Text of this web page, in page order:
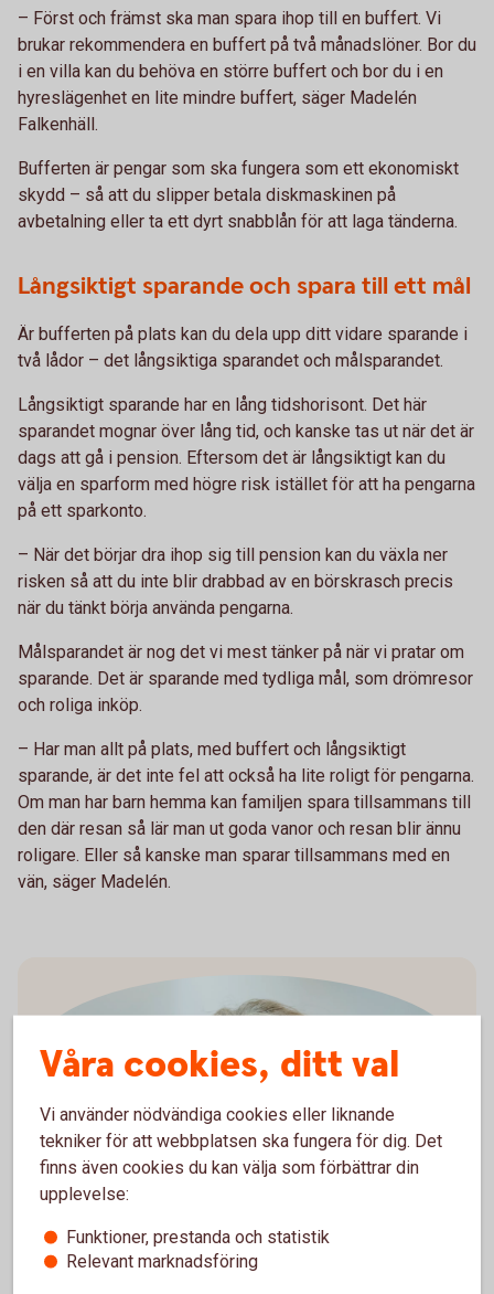
– Först och främst ska man spara ihop till en buffert. Vi
brukar rekommendera en buffert på två månadslöner. Bor du
i en villa kan du behöva en större buffert och bor du i en
hyreslägenhet en lite mindre buffert, säger Madelén
Falkenhäll.
Bufferten är pengar som ska fungera som ett ekonomiskt
skydd – så att du slipper betala diskmaskinen på
avbetalning eller ta ett dyrt snabblån för att laga tänderna.
Långsiktigt sparande och spara till ett mål
Är bufferten på plats kan du dela upp ditt vidare sparande i
två lådor – det långsiktiga sparandet och målsparandet.
Långsiktigt sparande har en lång tidshorisont. Det här
sparandet mognar över lång tid, och kanske tas ut när det är
dags att gå i pension. Eftersom det är långsiktigt kan du
välja en sparform med högre risk istället för att ha pengarna
på ett sparkonto.
– När det börjar dra ihop sig till pension kan du växla ner
risken så att du inte blir drabbad av en börskrasch precis
när du tänkt börja använda pengarna.
Målsparandet är nog det vi mest tänker på när vi pratar om
sparande. Det är sparande med tydliga mål, som drömresor
och roliga inköp.
– Har man allt på plats, med buffert och långsiktigt
sparande, är det inte fel att också ha lite roligt för pengarna.
Om man har barn hemma kan familjen spara tillsammans till
den där resan så lär man ut goda vanor och resan blir ännu
roligare. Eller så kanske man sparar tillsammans med en
vän, säger Madelén.
Madelén Falkenhäll
Ekonom för Finansiell hälsa
Våra cookies, ditt val
Vi använder nödvändiga cookies eller liknande
tekniker för att webbplatsen ska fungera för dig. Det
finns även cookies du kan välja som förbättrar din
upplevelse:
Funktioner, prestanda och statistik
Relevant marknadsföring